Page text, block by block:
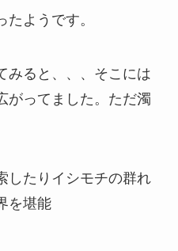
ようです。
みると、、、そこには
がってました。ただ濁
したりイシモチの群れ
を堪能